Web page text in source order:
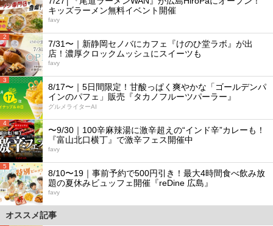
キッズラーメン無料イベント開催
favy
2
7/31〜｜新静岡セノバにカフェ『けのひ堂ラボ』が出
店！濃厚クロックムッシュにスイーツも
favy
3
8/17〜｜5日間限定！甘酸っぱく爽やかな「ゴールデンパ
インのパフェ」販売『タカノフルーツパーラー』
グルメライターAI
4
〜9/30｜100辛麻辣湯に激辛超えの“インド辛”カレーも！
『富山北口横丁』で激辛フェス開催中
favy
5
8/10〜19｜事前予約で500円引き！最大4時間食べ飲み放
題の夏休みビュッフェ開催『reDine 広島』
favy
オススメ記事